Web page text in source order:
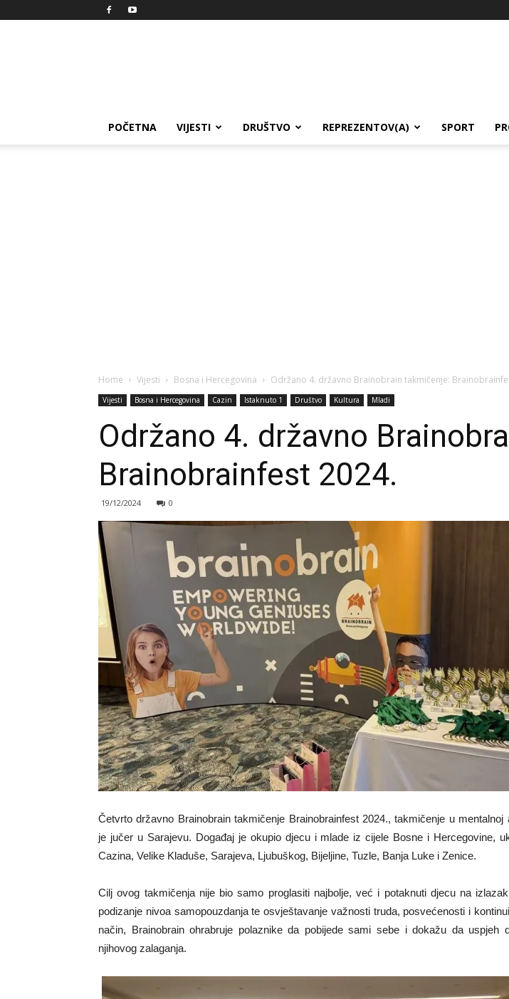
POČETNA VIJESTI DRUŠTVO REPREZENTOV(A) SPORT
Home Vijesti Bosna i Hercegovina Održano 4. državno Brainobrain takmičenje:
Vijesti Bosna i Hercegovina Cazin Istaknuto 1 Društvo Kultura Mladi
Održano 4. državno
Brainobrainfest 2024.
19/12/2024 0
Četvrto državno Brainobrain takmičenje Brainobrainfest 2024., takmičenje u mentalnoj
je jučer u Sarajevu. Događaj je okupio djecu i mlade iz cijele Bosne i Hercegovine,
Cazina, Velike Kladuše, Sarajeva, Ljubuškog, Bijeljine, Tuzle, Banja Luke i Zenice.
Cilj ovog takmičenja nije bio samo proglasiti najbolje, već i potaknuti djecu na
podizanje nivoa samopouzdanja te osvještavanje važnosti truda, posvećenosti i
način, Brainobrain ohrabruje polaznike da pobijede sami sebe i dokažu da uspjeh
njihovog zalaganja.